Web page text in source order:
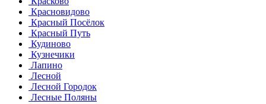
Красновидово
Красный Посёлок
Красный Путь
Кудиново
Кузнечики
Лапино
Лесной
Лесной Городок
Лесные Поляны